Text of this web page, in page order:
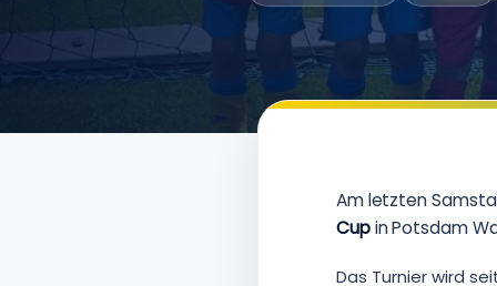
Am letzten
Cupin Potsdam
Das Turnier wird